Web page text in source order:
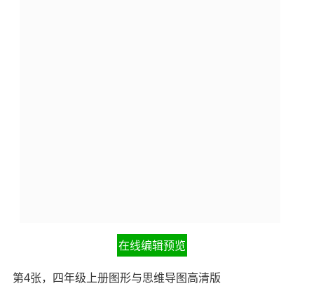
在线编辑预览
第4张，四年级上册图形与思维导图高清版